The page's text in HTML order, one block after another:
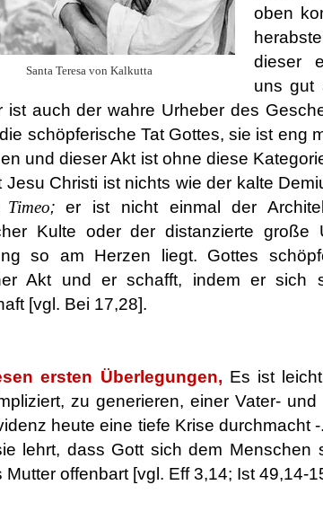
Santa Teresa von Kalkutta
oben
dieser
uns gut
ist auch der wahre Urheber des
schöpferische Tat Gottes, sie ist eng
und dieser Akt ist ohne diese
Jesu Christi ist nichts wie der kalte
Timeo;er ist nicht einmal der
Kulte oder der distanzierte große
so am Herzen liegt. Gottes
Akt und er schafft, indem er sich
[vgl. Bei 17,28].
ersten Überlegungen, Es ist
zu generieren, einer Vater- und
heute eine tiefe Krise durchmacht
lehrt, dass Gott sich dem Menschen
Mutter offenbart [vgl. Eff 3,14; Ist 49,14-